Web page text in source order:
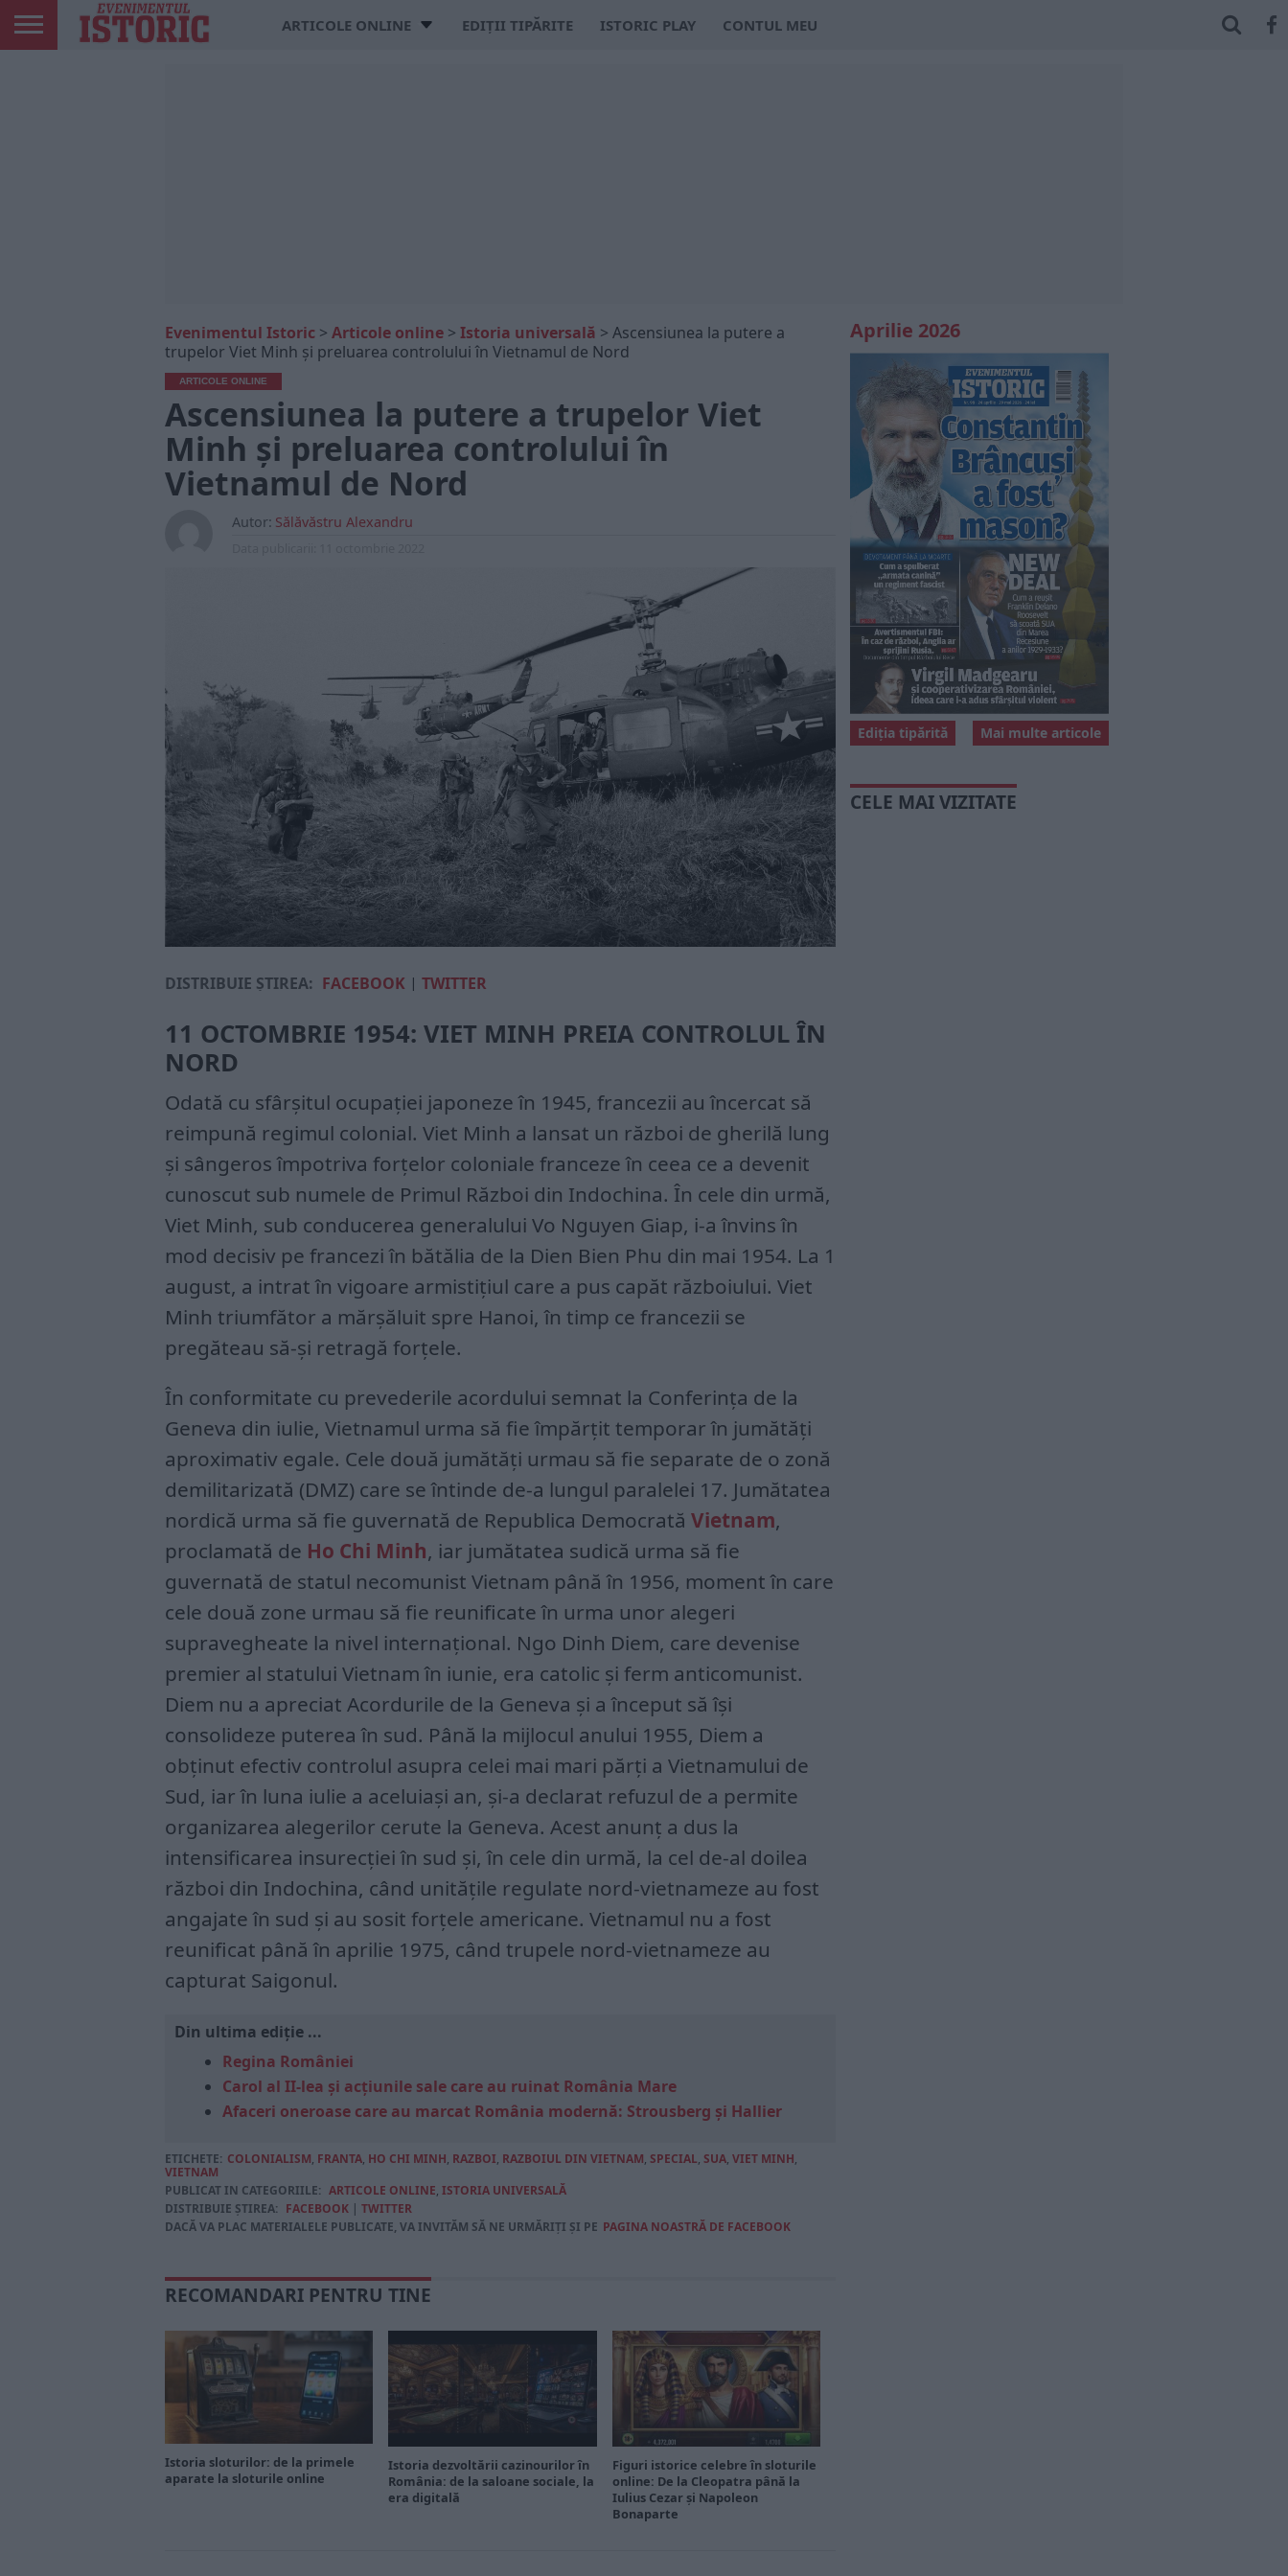
ARTICOLE ONLINE EDIȚII TIPĂRITE ISTORIC PLAY CONTUL MEU
Evenimentul Istoric > Articole online > Istoria universală > Ascensiunea la putere a
trupelor Viet Minh și preluarea controlului în Vietnamul de Nord
ARTICOLE ONLINE
Ascensiunea la putere a trupelor Viet
Minh și preluarea controlului în
Vietnamul de Nord
Autor: Sălăvăstru Alexandru
DISTRIBUIE ȘTIREA: FACEBOOK | TWITTER
11 OCTOMBRIE 1954: VIET MINH PREIA CONTROLUL ÎN
NORD
Odată cu sfârșitul ocupației japoneze în 1945, francezii au încercat să
reimpună regimul colonial. Viet Minh a lansat un război de gherilă lung
și sângeros împotriva forțelor coloniale franceze în ceea ce a devenit
cunoscut sub numele de Primul Război din Indochina. În cele din urmă,
Viet Minh, sub conducerea generalului Vo Nguyen Giap, i-a învins în
mod decisiv pe francezi în bătălia de la Dien Bien Phu din mai 1954. La 1
august, a intrat în vigoare armistițiul care a pus capăt războiului. Viet
Minh triumfător a mărșăluit spre Hanoi, în timp ce francezii se
pregăteau să-și retragă forțele.
În conformitate cu prevederile acordului semnat la Conferința de la
Geneva din iulie, Vietnamul urma să fie împărțit temporar în jumătăți
aproximativ egale. Cele două jumătăți urmau să fie separate de o zonă
demilitarizată (DMZ) care se întinde de-a lungul paralelei 17. Jumătatea
nordică urma să fie guvernată de Republica Democrată Vietnam,
proclamată de Ho Chi Minh, iar jumătatea sudică urma să fie
guvernată de statul necomunist Vietnam până în 1956, moment în care
cele două zone urmau să fie reunificate în urma unor alegeri
supravegheate la nivel internațional. Ngo Dinh Diem, care devenise
premier al statului Vietnam în iunie, era catolic și ferm anticomunist.
Diem nu a apreciat Acordurile de la Geneva și a început să își
consolideze puterea în sud. Până la mijlocul anului 1955, Diem a
obținut efectiv controlul asupra celei mai mari părți a Vietnamului de
Sud, iar în luna iulie a aceluiași an, și-a declarat refuzul de a permite
organizarea alegerilor cerute la Geneva. Acest anunț a dus la
intensificarea insurecției în sud și, în cele din urmă, la cel de-al doilea
război din Indochina, când unitățile regulate nord-vietnameze au fost
angajate în sud și au sosit forțele americane. Vietnamul nu a fost
reunificat până în aprilie 1975, când trupele nord-vietnameze au
capturat Saigonul.
Din ultima ediție ...
Regina României
Carol al II-lea și acțiunile sale care au ruinat România Mare
Afaceri oneroase care au marcat România modernă: Strousberg și Hallier
ETICHETE: COLONIALISM, FRANTA, HO CHI MINH, RAZBOI, RAZBOIUL DIN VIETNAM, SPECIAL, SUA, VIET MINH,
VIETNAM
PUBLICAT IN CATEGORIILE: ARTICOLE ONLINE, ISTORIA UNIVERSALĂ
DISTRIBUIE ȘTIREA: FACEBOOK | TWITTER
DACĂ VA PLAC MATERIALELE PUBLICATE, VA INVITĂM SĂ NE URMĂRIȚI ȘI PE PAGINA NOASTRĂ DE FACEBOOK
RECOMANDARI PENTRU TINE
Istoria sloturilor: de la primele
aparate la sloturile online
Istoria dezvoltării cazinourilor în
România: de la saloane sociale, la
era digitală
Figuri istorice celebre în sloturile
online: De la Cleopatra până la
Iulius Cezar și Napoleon
Bonaparte
Aprilie 2026
Mai multe articole
Ediția tipărită
CELE MAI VIZITATE